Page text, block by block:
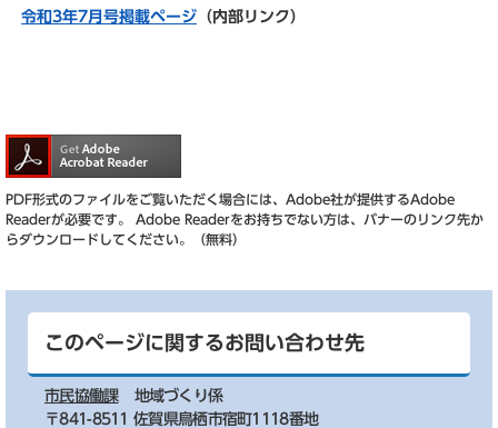
令和3年7月号掲載ページ （内部リンク）
PDF形式のファイルをご覧いただく場合には、Adobe社が提供するAdobe
Readerが必要です。
Adobe Readerをお持ちでない方は、バナーのリンク先か
らダウンロードしてください。（無料）
このページに関するお問い合わせ先
市民協働課
地域づくり係
〒841-8511 佐賀県鳥栖市宿町1118番地